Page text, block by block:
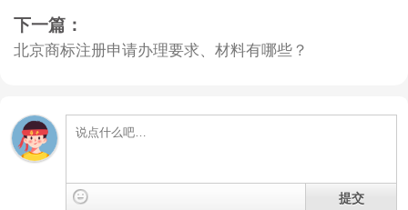
下一篇：
北京商标注册申请办理要求、材料有哪些？
提交